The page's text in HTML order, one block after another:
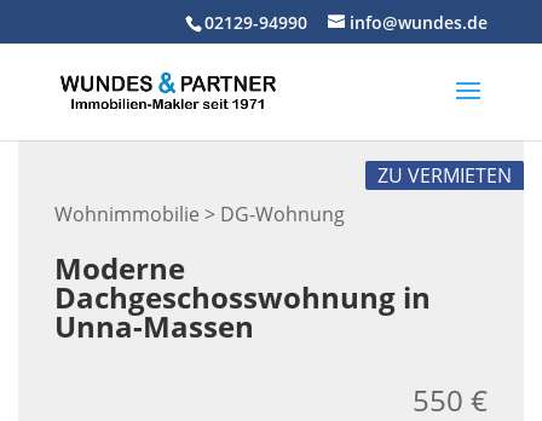
02129-94990 info@wundes.de
Wohnimmobilie > DG-Wohnung
ZU VERMIETEN
Moderne
Dachgeschosswohnung in
Unna-Massen
550 €